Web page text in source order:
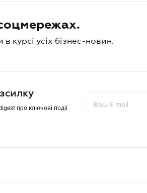
курсі усіх бізнес-новин.
про ключові події